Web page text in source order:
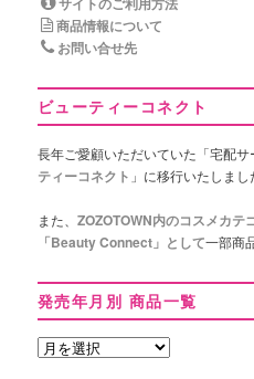
商品情報について
お問い合せ先
ビューティーコネクト
長年ご愛顧いただいていた「宅配
ティーコネクト 」に移行いたしまし
また、ZOZOTOWN内のコスメカテ
「Beauty Connect」として一部商
発売年月別 商品一覧
発